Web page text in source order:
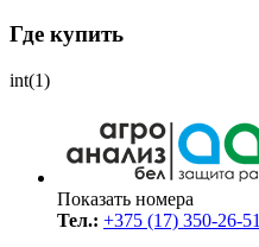
Где купить
int(1)
Показать номера
Тел.: +375 (17) 350-26-51